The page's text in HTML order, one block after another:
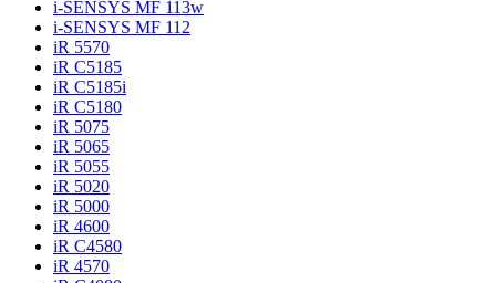
i-SENSYS MF 113w
i-SENSYS MF 112
iR 5570
iR C5185
iR C5185i
iR C5180
iR 5075
iR 5065
iR 5055
iR 5020
iR 5000
iR 4600
iR C4580
iR 4570